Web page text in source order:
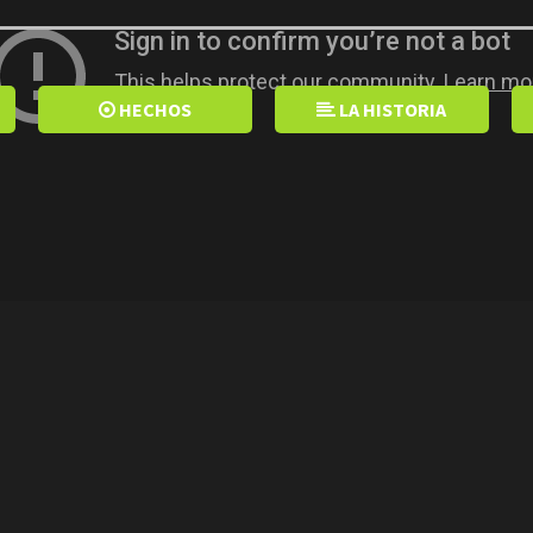
HECHOS LA HISTORIA